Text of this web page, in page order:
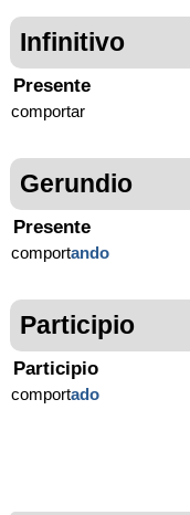
Infinitivo
Presente
comportar
Gerundio
Presente
comportando
Participio
Participio
comportado